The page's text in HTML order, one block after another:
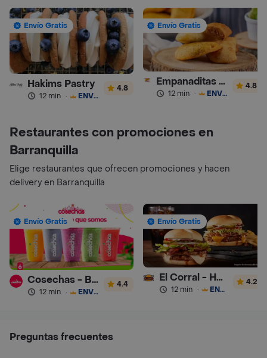
Envío Gratis
Hakims Pastry
12 min · ENVÍO GRATIS
4.8
Envío Gratis
Empanaditas de Pipian - Empanadas
12 min · ENVÍO GRATIS
4.8
Restaurantes con promociones en
Barranquilla
Elige restaurantes que ofrecen promociones y hacen
delivery en Barranquilla
Envío Gratis
Cosechas - Batidos
12 min · ENVÍO GRATIS
4.4
Envío Gratis
El Corral - Hamburguesa
12 min · ENVÍO GRATIS
4.2
Preguntas frecuentes